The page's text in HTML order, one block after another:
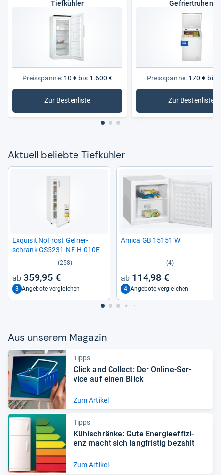
Tiefkühler
Preisspanne:10 € bis 1.600 €
Zur Bestenliste
: Tiefkühler
Gefriertruhen
Preisspanne:170 € bis
Zur Bestenliste
:
Aktu­ell beliebte Tief­küh­ler
Exqui­sit NoFrost Gefrier­
schrank GS5231-​NF-​H-​010E
(258)
359,95 €
3 Angebote vergleichen
Amica GB 15151 W
(4)
114,98 €
4 Angebote vergleichen
Aus unse­rem Maga­zin
Tipps
Click and Col­lect: Der Online-​Ser­
vice auf einen Blick
Zum Artikel
Tipps
Kühl­schränke: Gute Ener­gie­ef­fi­zi­
enz macht sich lang­fris­tig bezahlt
Zum Artikel